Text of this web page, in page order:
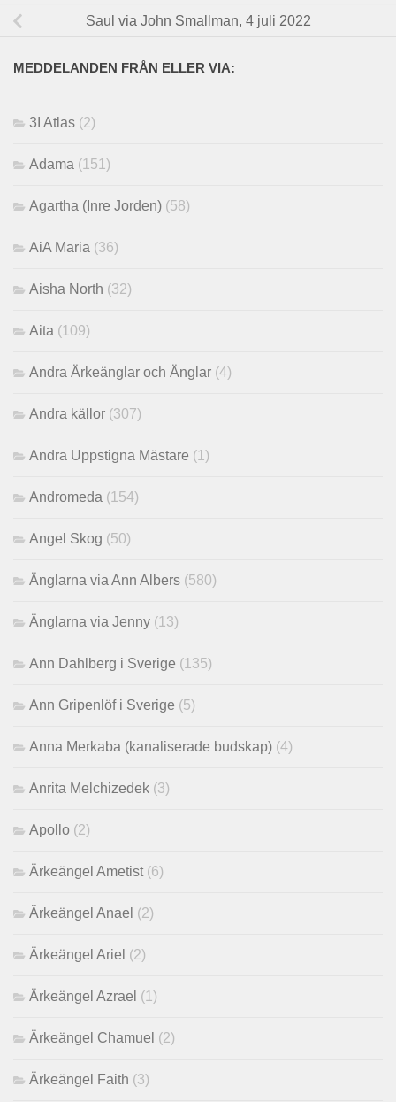
Saul via John Smallman, 4 juli 2022
MEDDELANDEN FRÅN ELLER VIA:
3I Atlas (2)
Adama (151)
Agartha (Inre Jorden) (58)
AiA Maria (36)
Aisha North (32)
Aita (109)
Andra Ärkeänglar och Änglar (4)
Andra källor (307)
Andra Uppstigna Mästare (1)
Andromeda (154)
Angel Skog (50)
Änglarna via Ann Albers (580)
Änglarna via Jenny (13)
Ann Dahlberg i Sverige (135)
Ann Gripenlöf i Sverige (5)
Anna Merkaba (kanaliserade budskap) (4)
Anrita Melchizedek (3)
Apollo (2)
Ärkeängel Ametist (6)
Ärkeängel Anael (2)
Ärkeängel Ariel (2)
Ärkeängel Azrael (1)
Ärkeängel Chamuel (2)
Ärkeängel Faith (3)